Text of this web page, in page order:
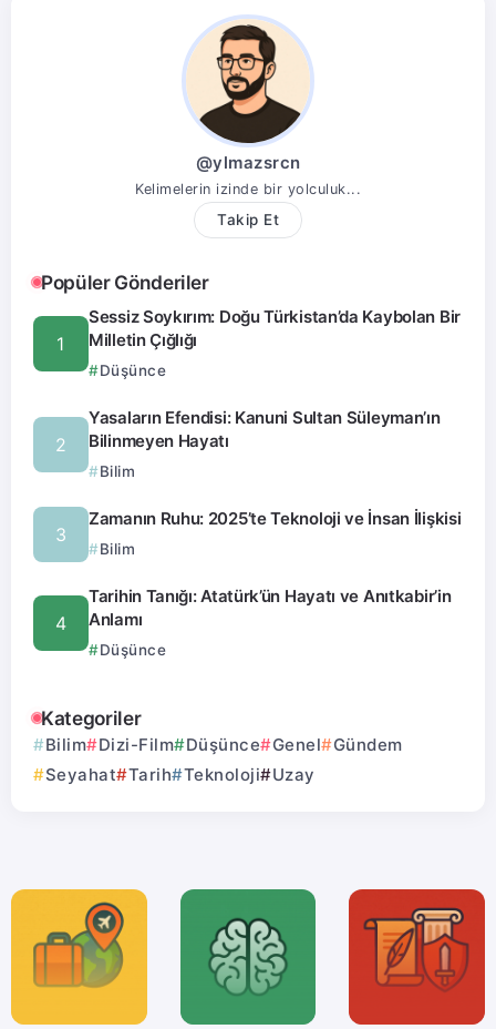
@ylmazsrcn
Kelimelerin izinde bir yolculuk...
Takip Et
Popüler Gönderiler
Sessiz Soykırım: Doğu Türkistan’da Kaybolan Bir
Milletin Çığlığı
Düşünce
Yasaların Efendisi: Kanuni Sultan Süleyman’ın
Bilinmeyen Hayatı
Bilim
Zamanın Ruhu: 2025’te Teknoloji ve İnsan İlişkisi
Bilim
Tarihin Tanığı: Atatürk’ün Hayatı ve Anıtkabir’in
Anlamı
Düşünce
Kategoriler
Bilim Dizi-Film Düşünce Genel
Gündem
Seyahat
Tarih Teknoloji Uzay